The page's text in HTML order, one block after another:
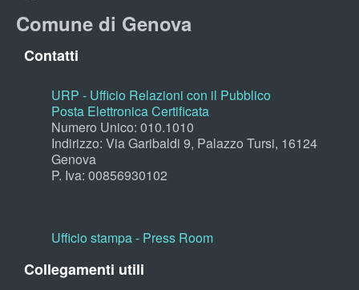
Comune di Genova
Contatti
URP - Ufficio Relazioni con il Pubblico
Posta Elettronica Certificata
Numero Unico: 010.1010
Indirizzo: Via Garibaldi 9, Palazzo Tursi, 16124
Genova
P. Iva: 00856930102
Ufficio stampa - Press Room
Collegamenti utili